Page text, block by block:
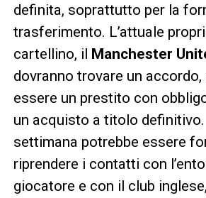
definita, soprattutto per la
trasferimento. L’attuale
cartellino, il Manchester
dovranno trovare un
essere un prestito con
un acquisto a titolo
settimana potrebbe essere
riprendere i contatti con
giocatore e con il club